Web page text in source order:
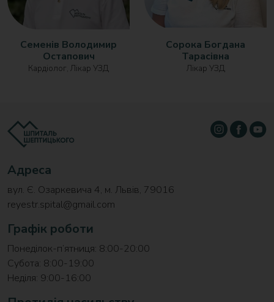
Семенів Володимир
Остапович
Кардіолог, Лікар УЗД
Сорока Богдана
Тарасівна
Лікар УЗД
Адреса
вул. Є. Озаркевича 4, м. Львів, 79016
reyestr.spital@gmail.com
Графік роботи
Понеділок-п’ятниця: 8:00-20:00
Субота: 8:00-19:00
Неділя: 9:00-16:00